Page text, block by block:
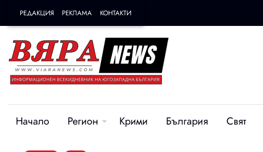
РЕДАКЦИЯ РЕКЛАМА КОНТАКТИ
Начало Регион Крими България Свят